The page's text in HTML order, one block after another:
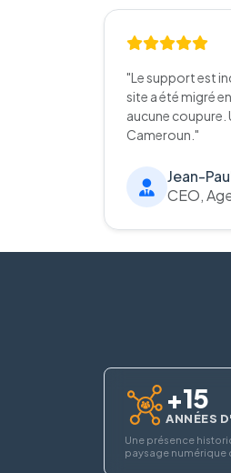
"Le support est
site a été migré
aucune coupure.
Cameroun."
Jean-
CEO,
+15
ANNÉES
Une présence
paysage numérique